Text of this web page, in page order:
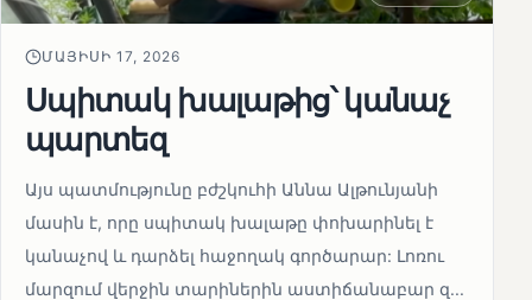
ՄԱՅԻՍԻ 17, 2026
Սպիտակ խալաթից՝ կանաչ
պարտեզ
Այս պատմությունը բժշկուհի Աննա Ալթունյանի
մասին է, որը սպիտակ խալաթը փոխարինել է
կանաչով և դարձել հաջողակ գործարար: Լոռու
մարզում վերջին տարիներին աստիճանաբար զ...